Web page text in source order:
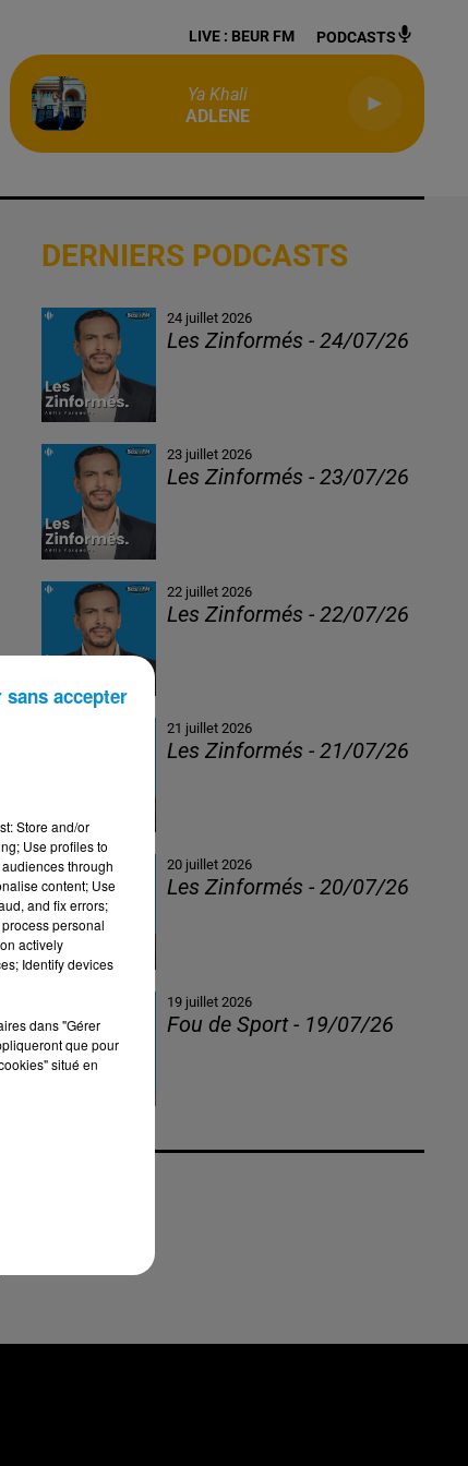
LIVE : BEUR FM PODCASTS
Ya Khali
ADLENE
DERNIERS PODCASTS
24 juillet 2026
Les Zinformés - 24/07/26
23 juillet 2026
Les Zinformés - 23/07/26
22 juillet 2026
Les Zinformés - 22/07/26
21 juillet 2026
Les Zinformés - 21/07/26
20 juillet 2026
Les Zinformés - 20/07/26
19 juillet 2026
Fou de Sport - 19/07/26
Store and/or
Use profiles to
through
content; Use
and fix errors;
personal
actively
Identify devices
dans "Gérer
que pour
situé en
accepter